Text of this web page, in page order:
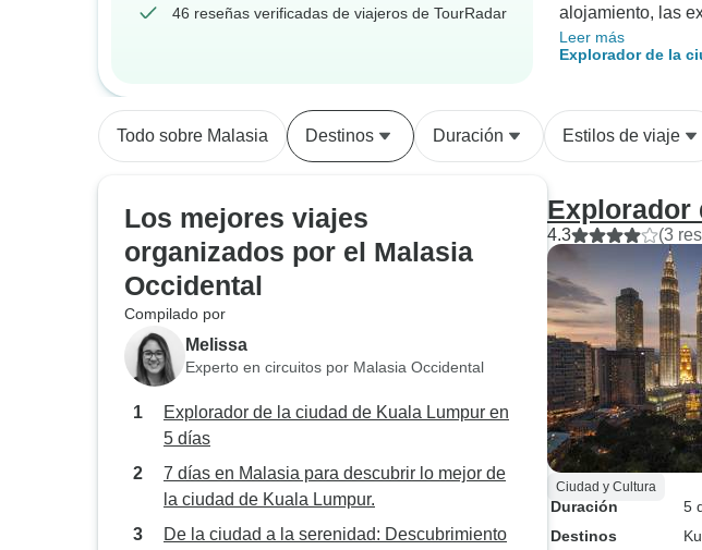
46 reseñas verificadas de viajeros de TourRadar
alojamiento, las
los guías siempre
estupendos y el
tenido algún
resuelto
Leer más
Explorador de la
Todo sobre Malasia Destinos Duración Estilos de viaje
Los mejores viajes
organizados por el Malasia
Occidental
Compilado por
Melissa
Experto en circuitos por Malasia Occidental
Explorador de la ciudad de Kuala Lumpur en
5 días
7 días en Malasia para descubrir lo mejor de
la ciudad de Kuala Lumpur.
De la ciudad a la serenidad: Descubrimiento
Explorador
4.3 (3
Ciudad y Cultura
Duración
5
Destinos